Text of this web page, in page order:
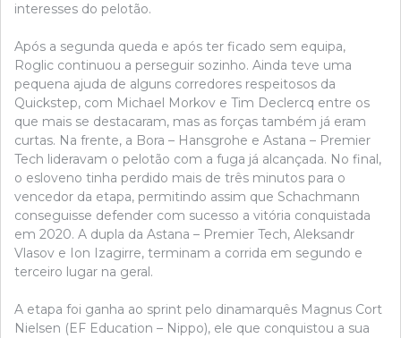
interesses do pelotão.
Após a segunda queda e após ter ficado sem equipa,
Roglic continuou a perseguir sozinho. Ainda teve uma
pequena ajuda de alguns corredores respeitosos da
Quickstep, com Michael Morkov e Tim Declercq entre os
que mais se destacaram, mas as forças também já eram
curtas. Na frente, a Bora – Hansgrohe e Astana – Premier
Tech lideravam o pelotão com a fuga já alcançada. No final,
o esloveno tinha perdido mais de três minutos para o
vencedor da etapa, permitindo assim que Schachmann
conseguisse defender com sucesso a vitória conquistada
em 2020. A dupla da Astana – Premier Tech, Aleksandr
Vlasov e Ion Izagirre, terminam a corrida em segundo e
terceiro lugar na geral.
A etapa foi ganha ao sprint pelo dinamarquês Magnus Cort
Nielsen (EF Education – Nippo), ele que conquistou a sua